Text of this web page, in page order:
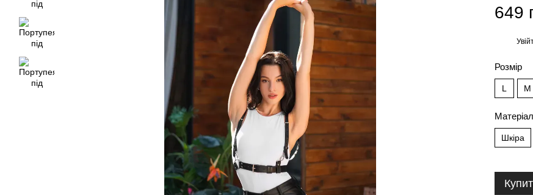
649
Розмір
L M
Матеріал
Шкіра